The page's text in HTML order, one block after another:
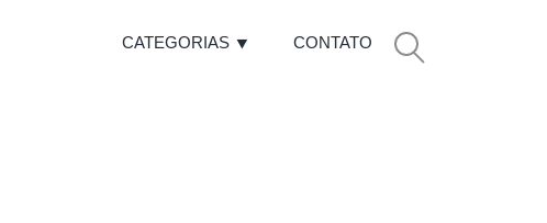
CATEGORIAS CONTATO